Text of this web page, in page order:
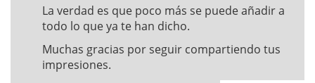
La verdad es que poco más se puede añadir a
todo lo que ya te han dicho.
Muchas gracias por seguir compartiendo tus
impresiones.